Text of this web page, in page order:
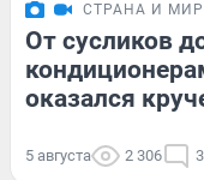
СТРАНА И МИР
От сусликов
оказался
5 августа 2 306